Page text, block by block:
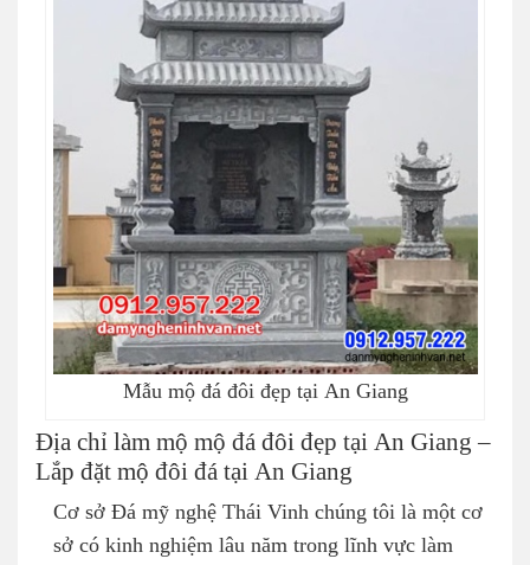
Mẫu mộ đá đôi đẹp tại An Giang
Địa chỉ làm mộ mộ đá đôi đẹp tại An Giang –
Lắp đặt mộ đôi đá tại An Giang
Cơ sở Đá mỹ nghệ Thái Vinh chúng tôi là một cơ
sở có kinh nghiệm lâu năm trong lĩnh vực làm